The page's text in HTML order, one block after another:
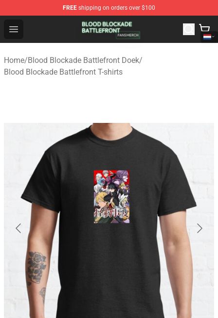
FREE shipping on orders over $100
Open menu
Blood Blockade Battlefront Shop - Official Blood
Home/Blood Blockade Battlefront Doek/
Blood Blockade Battlefront T-shirts